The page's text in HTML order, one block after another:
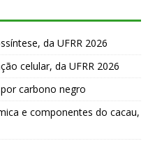
da UFRR 2026
celular, da UFRR 2026
carbono negro
e componentes do cacau,